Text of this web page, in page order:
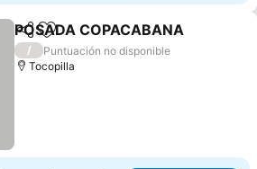
CompartirAgregar a favoritos
POSADA COPACABANA
/
Puntuación no disponible
Tocopilla